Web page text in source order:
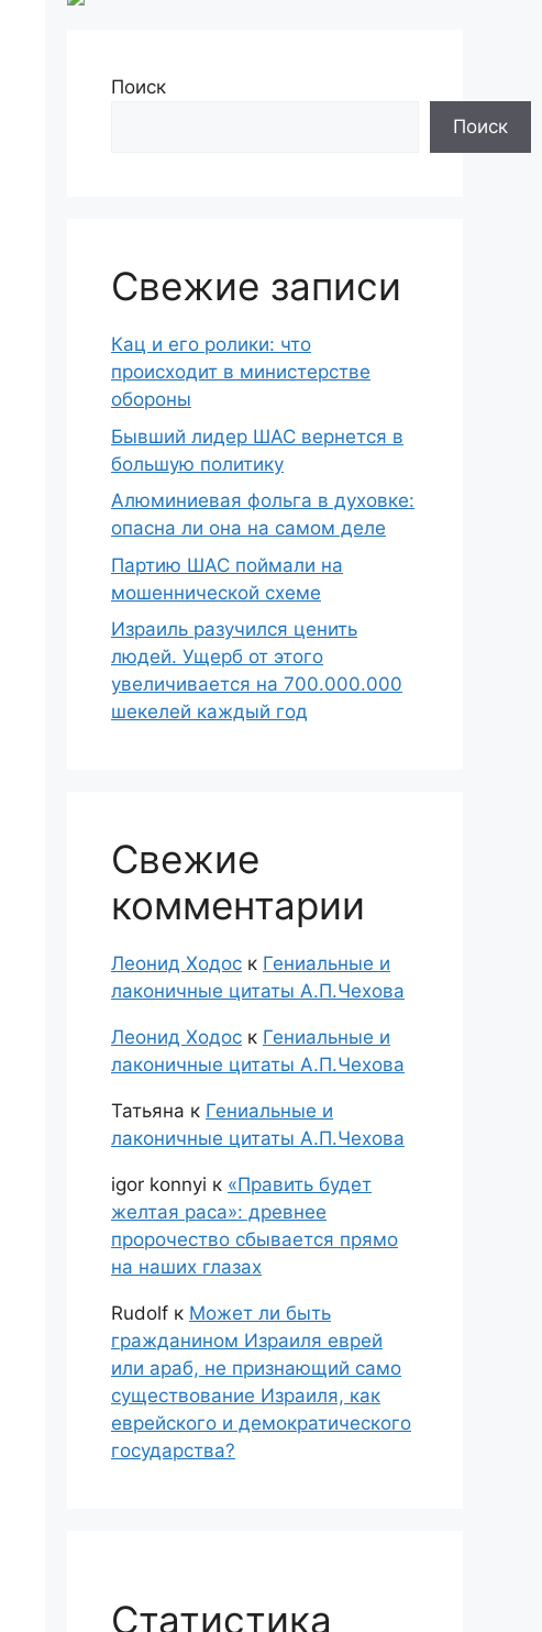
Поиск
Поиск
Свежие записи
Кац и его ролики: что
происходит в министерстве
обороны
Бывший лидер ШАС вернется в
большую политику
Алюминиевая фольга в духовке:
опасна ли она на самом деле
Партию ШАС поймали на
мошеннической схеме
Израиль разучился ценить
людей. Ущерб от этого
увеличивается на 700.000.000
шекелей каждый год
Свежие
комментарии
Леонид Ходос к Гениальные и
лаконичные цитаты А.П.Чехова
Леонид Ходос к Гениальные и
лаконичные цитаты А.П.Чехова
Татьяна к Гениальные и
лаконичные цитаты А.П.Чехова
igor konnyi к «Править будет
желтая раса»: древнее
пророчество сбывается прямо
на наших глазах
Rudolf к Может ли быть
гражданином Израиля еврей
или араб, не признающий само
существование Израиля, как
еврейского и демократического
государства?
Статистика